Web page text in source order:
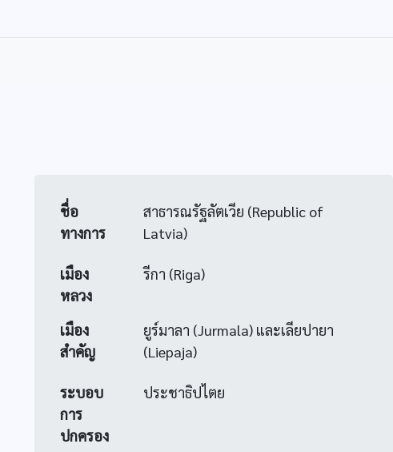
ชื่อ
ทางการ
สาธารณรัฐลัตเวีย (Republic of
Latvia)
เมือง
หลวง
รีกา (Riga)
เมือง
สำคัญ
ยูร์มาลา (Jurmala) และเลียปายา
(Liepaja)
ระบอบ
การ
ปกครอง
ประชาธิปไตย